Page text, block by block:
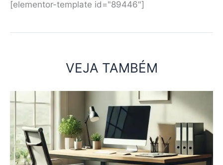
[elementor-template id="89446"]
VEJA TAMBÉM